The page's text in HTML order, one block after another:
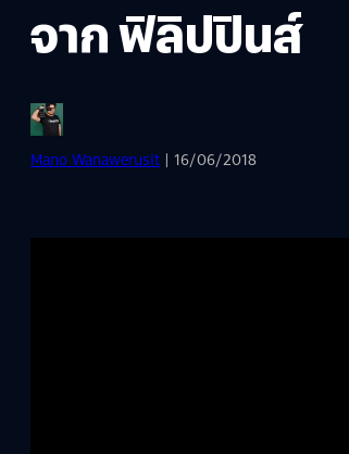
จาก ฟิลิปปินส์
Mano Wanawerusit | 16/06/2018